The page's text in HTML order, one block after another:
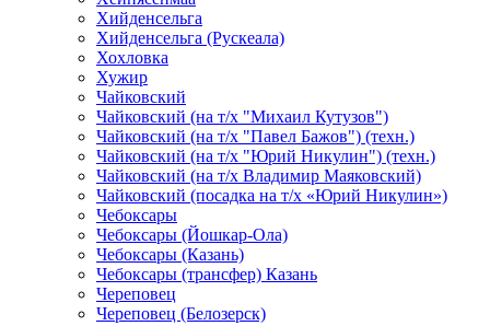
Хийденсельга
Хийденсельга (Рускеала)
Хохловка
Хужир
Чайковский
Чайковский (на т/х "Михаил Кутузов")
Чайковский (на т/х "Павел Бажов") (техн.)
Чайковский (на т/х "Юрий Никулин") (техн.)
Чайковский (на т/х Владимир Маяковский)
Чайковский (посадка на т/х «Юрий Никулин»)
Чебоксары
Чебоксары (Йошкар-Ола)
Чебоксары (Казань)
Чебоксары (трансфер) Казань
Череповец
Череповец (Белозерск)